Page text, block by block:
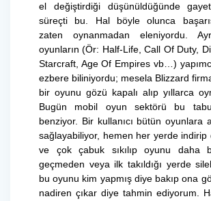
el değiştirdiği düşünüldüğünde
süreçti bu. Hal böyle olunca
zaten oynanmadan eleniyordu.
oyunların (Ör: Half-Life, Call Of Duty,
Starcraft, Age Of Empires vb…)
ezbere biliniyordu; mesela Blizzard
bir oyunu gözü kapalı alıp yıllarca
Bugün mobil oyun sektörü bu
benziyor. Bir kullanıcı bütün oyunlara
sağlayabiliyor, hemen her yerde indirip
ve çok çabuk sıkılıp oyunu daha
geçmeden veya ilk takıldığı yerde
bu oyunu kim yapmış diye bakıp ona
nadiren çıkar diye tahmin ediyorum.